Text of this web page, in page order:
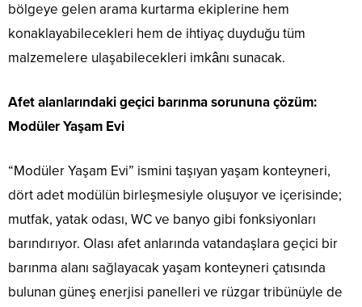
bölgeye gelen arama kurtarma ekiplerine hem
konaklayabilecekleri hem de ihtiyaç duyduğu tüm
malzemelere ulaşabilecekleri imkânı sunacak.
Afet alanlarındaki geçici barınma sorununa çözüm:
Modüler Yaşam Evi
“Modüler Yaşam Evi” ismini taşıyan yaşam konteyneri,
dört adet modülün birleşmesiyle oluşuyor ve içerisinde;
mutfak, yatak odası, WC ve banyo gibi fonksiyonları
barındırıyor. Olası afet anlarında vatandaşlara geçici bir
barınma alanı sağlayacak yaşam konteyneri çatısında
bulunan güneş enerjisi panelleri ve rüzgar tribünüyle de